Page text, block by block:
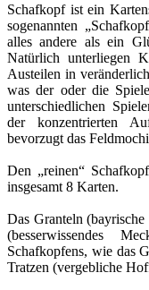
Schafkopf ist ein
sogenannten
alles andere als ein
Natürlich unterliegen
Austeilen in
was der oder die
unterschiedlichen
der konzentrierten
bevorzugt das
Den „reinen“
insgesamt 8 Karten.
Das Granteln
(besserwissendes
Schafkopfens, wie das
Tratzen (vergebliche